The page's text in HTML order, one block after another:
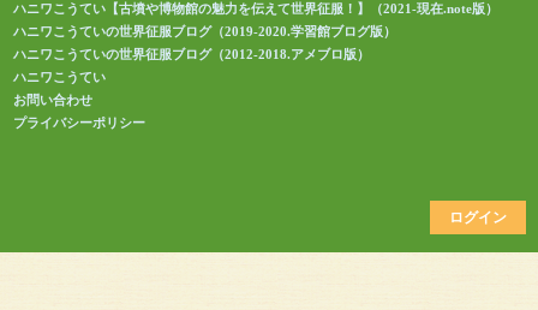
ハニワこうてい【古墳や博物館の魅力を伝えて世界征服！】（2021-現在.note版）
ハニワこうていの世界征服ブログ（2019-2020.学習館ブログ版）
ハニワこうていの世界征服ブログ（2012-2018.アメブロ版）
ハニワこうてい
お問い合わせ
プライバシーポリシー
ログイン